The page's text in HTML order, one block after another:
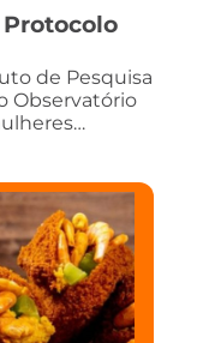
de Pesquisa
Observatório